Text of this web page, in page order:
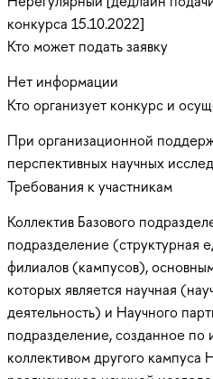
конкурса 15.10.2022]
Кто может подать заявку
Нет информации
Кто организует конкурс и
При организационной
перспективных научных
Требования к участникам
Коллектив Базового
подразделение
филиалов (кампусов),
которых является научная
деятельность) и Научного
подразделение, созданное по
коллективом другого